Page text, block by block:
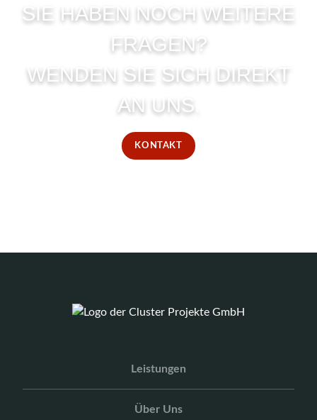
SIE HABEN NOCH WEITERE
FRAGEN?
WENDEN SIE SICH DIREKT
AN UNS.
KONTAKT
Leistungen
Über Uns